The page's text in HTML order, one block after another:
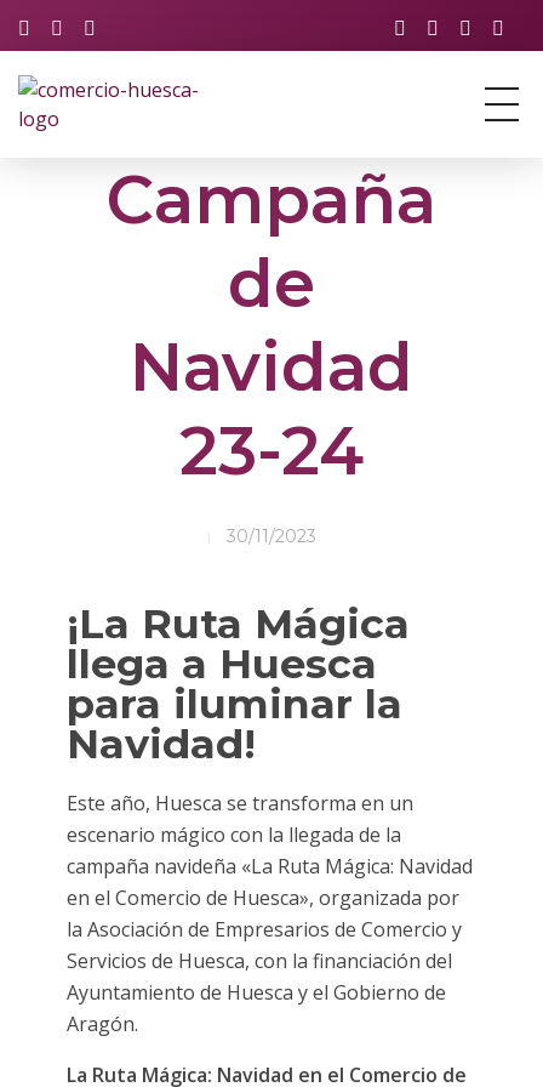
Campaña
de
Navidad
23-24
30/11/2023
¡La Ruta Mágica
llega a Huesca
para iluminar la
Navidad!
Este año, Huesca se transforma en un
escenario mágico con la llegada de la
campaña navideña «La Ruta Mágica: Navidad
en el Comercio de Huesca», organizada por
la Asociación de Empresarios de Comercio y
Servicios de Huesca, con la financiación del
Ayuntamiento de Huesca y el Gobierno de
Aragón.
La Ruta Mágica: Navidad en el Comercio de